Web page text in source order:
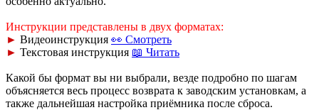
Инструкции представлены в двух форматах:
► Видеоинструкция 👀 Смотреть
► Текстовая инструкция 📖 Читать
Какой бы формат вы ни выбрали, везде подробно по шагам
объясняется весь процесс возврата к заводским установкам, а
также дальнейшая настройка приёмника после сброса.